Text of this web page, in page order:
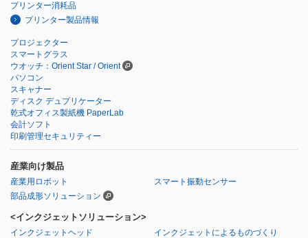
プリンター消耗品
プリンター製品情報
プロジェクター
スマートグラス
ウオッチ：Orient Star / Orient
パソコン
スキャナー
ディスク デュプリケーター
乾式オフィス製紙機 PaperLab
会計ソフト
印刷管理セキュリティー
産業向け製品
産業用ロボット
スマート振動センサー
部品成形ソリューション
<インクジェットソリューション>
インクジェットヘッド インクジェットによるものづくり